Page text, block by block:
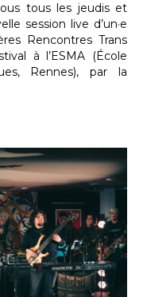
tous les jeudis et
session live d’un·e
Rencontres Trans
à l’ESMA (École
Rennes), par la